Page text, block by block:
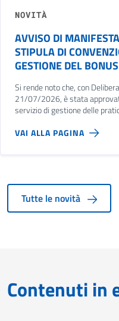
NOVITÀ
AVVISO DI
STIPULA DI
GESTIONE DEL
Si rende noto che, con
21/07/2026, è stata
servizio di gestione delle
VAI ALLA PAGINA
Tutte le novità
Contenuti in